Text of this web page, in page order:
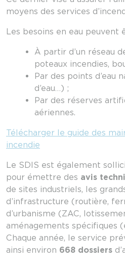
moyens des services
Les besoins en eau peuvent
À partir d’un réseau
poteaux incendies,
Par des points d’eau
d’eau…) ;
Par des réserves
aériennes.
Télécharger le guide des
incendie
Le SDIS est également
pour émettre des avis
de sites industriels, les
d’infrastructure (routière,
d’urbanisme (ZAC,
aménagements spécifiques
Chaque année, le service
ainsi environ 668 dossiers